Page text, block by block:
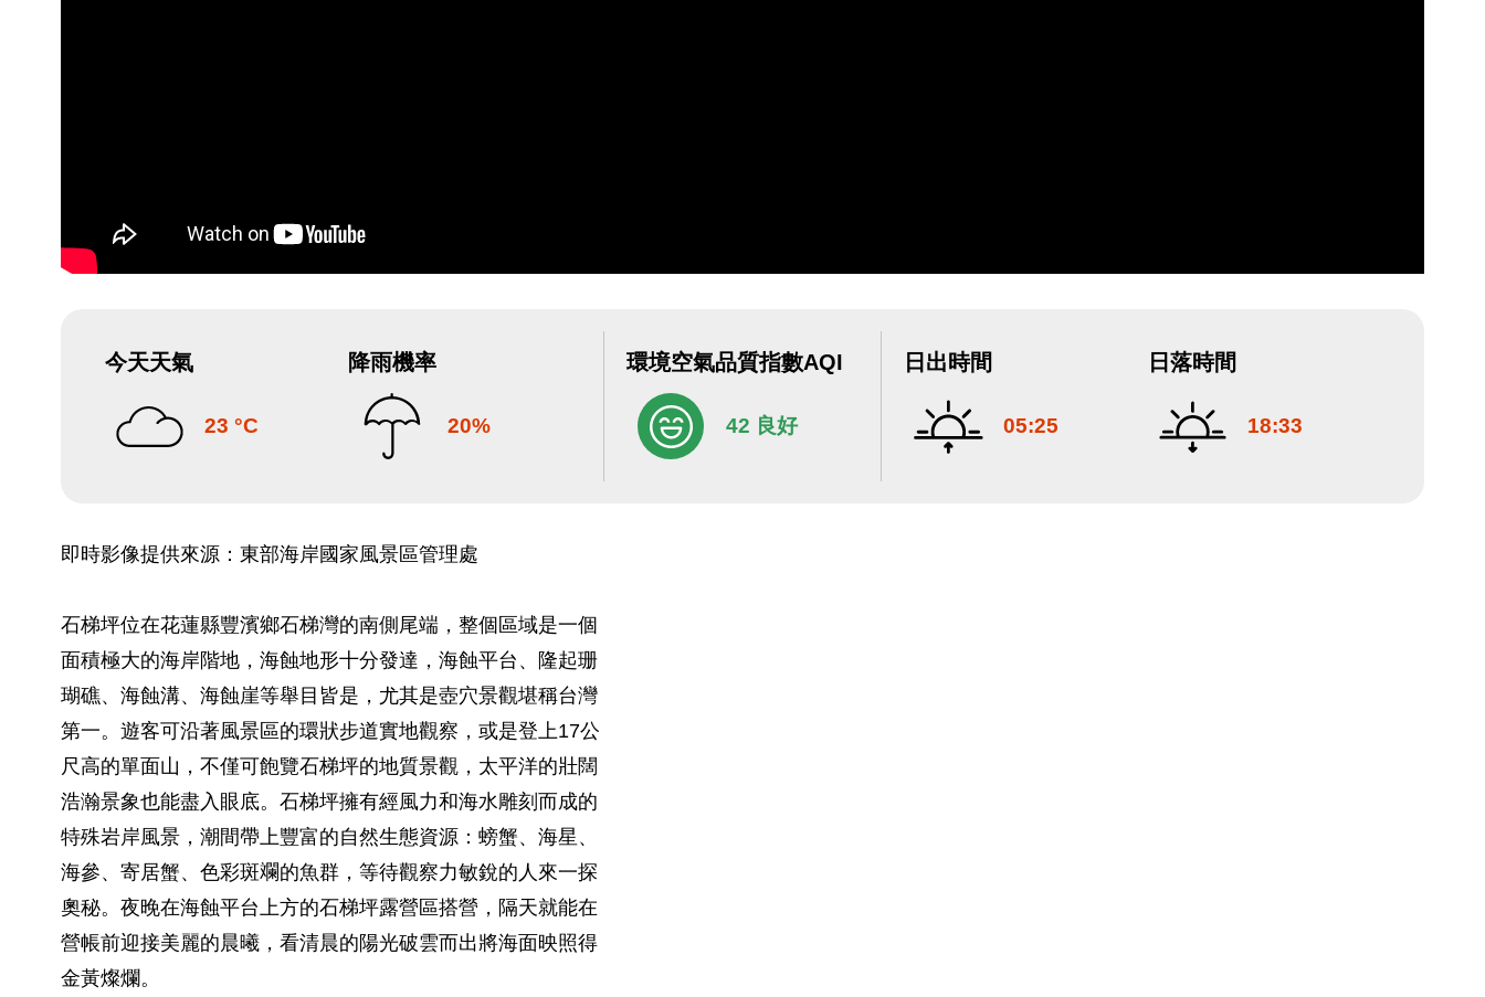
今天天氣
23 °C
降雨機率
20%
環境空氣品質指數AQI
42 良好
日出時間
05:25
日落時間
18:33
即時影像提供來源：東部海岸國家風景區管理處
石梯坪位在花蓮縣豐濱鄉石梯灣的南側尾端，整個區域是一個
面積極大的海岸階地，海蝕地形十分發達，海蝕平台、隆起珊
瑚礁、海蝕溝、海蝕崖等舉目皆是，尤其是壺穴景觀堪稱台灣
第一。遊客可沿著風景區的環狀步道實地觀察，或是登上17公
尺高的單面山，不僅可飽覽石梯坪的地質景觀，太平洋的壯闊
浩瀚景象也能盡入眼底。石梯坪擁有經風力和海水雕刻而成的
特殊岩岸風景，潮間帶上豐富的自然生態資源：螃蟹、海星、
海參、寄居蟹、色彩斑斕的魚群，等待觀察力敏銳的人來一探
奧秘。夜晚在海蝕平台上方的石梯坪露營區搭營，隔天就能在
營帳前迎接美麗的晨曦，看清晨的陽光破雲而出將海面映照得
金黃燦爛。